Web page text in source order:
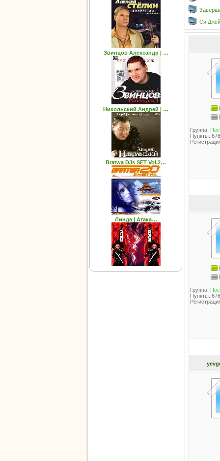
Звинцов Александр | …
Никольский Андрей | …
Bratwa DJs SET Vol.2…
Линда | Атака…
Си
Группа:
Пункты: 678
Группа:
Пункты: 678